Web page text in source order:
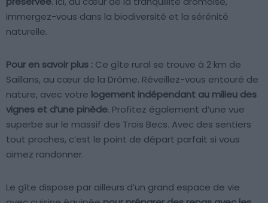
immergez-vous dans la biodiversité et la sérénité
naturelle.
Pour en savoir plus : Ce gîte rural se trouve à 2 km de
Saillans, au cœur de la Drôme. Réveillez-vous entouré de
nature, avec votre logement indépendant au milieu des
vignes et d’une pinède. Profitez également d’une vue
superbe sur le massif des Trois Becs. Avec des sentiers
tout proches, c’est le point de départ parfait si vous
aimez randonner.
Le gîte dispose par ailleurs d’un grand espace de vie